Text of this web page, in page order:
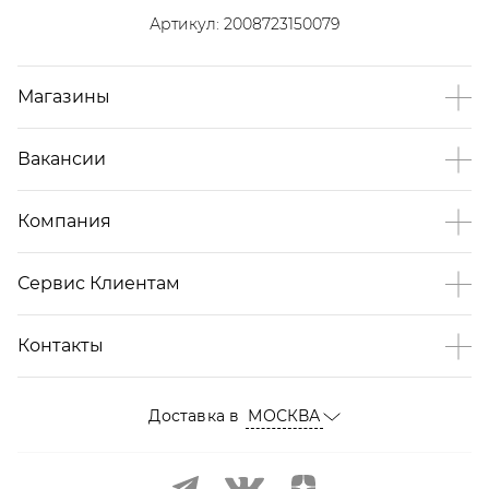
Артикул: 2008723150079
Магазины
Вакансии
Компания
Сервис Клиентам
Контакты
Доставка в МОСКВА